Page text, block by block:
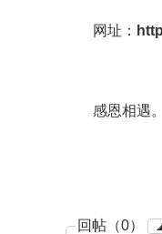
网址：
感恩相遇。
回帖（0）